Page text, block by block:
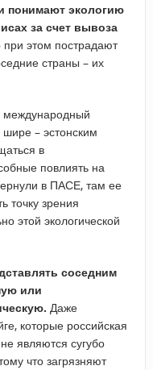
понимают экологию
за счет вывоза
при этом пострадают
страны – их
международный
– эстонским
в
повлиять на
в ПАСЕ, там ее
точку зрения
этой экологической
соседним
или
Даже
которые российская
являются сугубо
что загрязняют